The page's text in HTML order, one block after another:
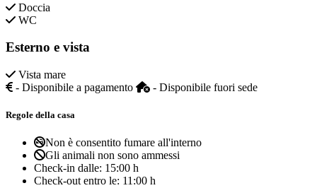
Doccia
WC
Esterno e vista
Vista mare
- Disponibile a pagamento
- Disponibile fuori sede
Regole della casa
Non è consentito fumare all'interno
Gli animali non sono ammessi
Check-in dalle: 15:00 h
Check-out entro le: 11:00 h